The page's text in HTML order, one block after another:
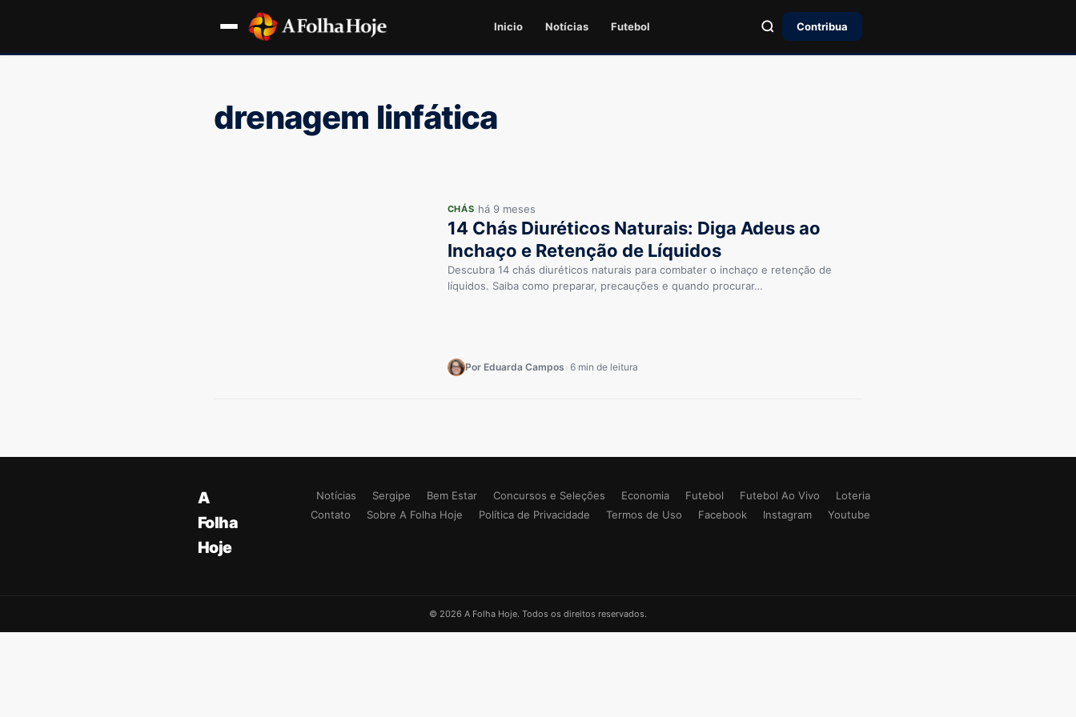
Inicio Notícias Futebol Contribua
drenagem linfática
CHÁS há 9 meses
14 Chás Diuréticos Naturais: Diga Adeus ao
Inchaço e Retenção de Líquidos
Descubra 14 chás diuréticos naturais para combater o inchaço e retenção de
líquidos. Saiba como preparar, precauções e quando procurar…
Por Eduarda Campos 6 min de leitura
A
Folha
Hoje
Notícias Sergipe Bem Estar Concursos e Seleções Economia Futebol Futebol Ao Vivo
Loteria
Contato
Sobre A Folha Hoje Política de Privacidade Termos de Uso Facebook Instagram Youtube
© 2026 A Folha Hoje. Todos os direitos reservados.